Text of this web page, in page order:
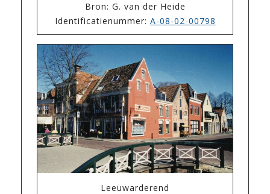
Bron: G. van der Heide
Identificatienummer: A-08-02-00798
Leeuwarderend